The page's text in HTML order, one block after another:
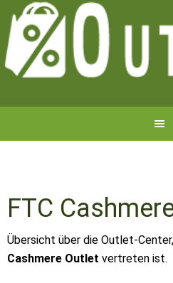
FTC
Übersicht über die Outlet-
Cashmere Outlet vertreten ist.